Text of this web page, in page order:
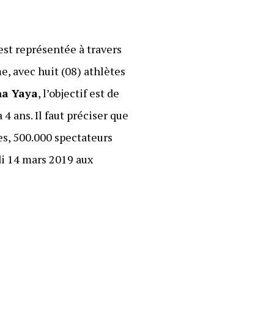
représentée à travers
avec huit (08) athlètes
Yaya, l’objectif est de
ans. Il faut préciser que
500.000 spectateurs
14 mars 2019 aux